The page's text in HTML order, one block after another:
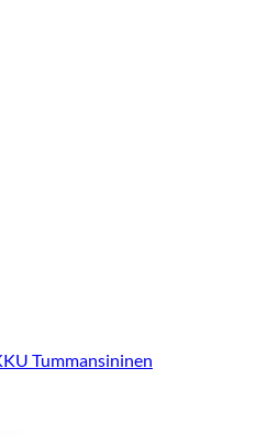
Tummansininen